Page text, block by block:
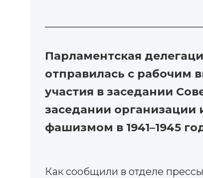
Парламентская
отправилась с рабочим
участия в заседании
заседании
фашизмом в 1941–1945
Как сообщили в отделе